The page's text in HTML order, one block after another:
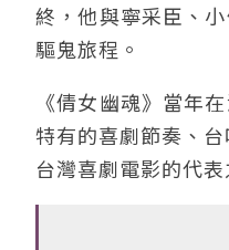
終，他與寧采臣、
驅鬼旅程。
《倩女幽魂》當年
特有的喜劇節奏、
台灣喜劇電影的代表